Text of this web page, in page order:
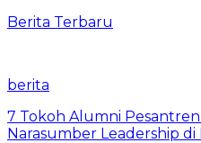
Berita Terbaru
berita
7 Tokoh Alumni
Narasumber Leadership di